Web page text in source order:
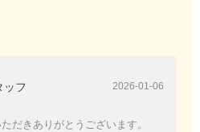
ッフ 2026-01-06
だきありがとうございます。